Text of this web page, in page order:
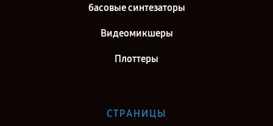
басовые синтезаторы
Видеомикшеры
Плоттеры
СТРАНИЦЫ